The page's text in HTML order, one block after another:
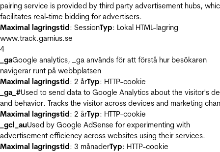
pairing service is provided by third party advertisement hubs,
facilitates real-time bidding for advertisers.
Maximal lagringstid: SessionTyp: Lokal HTML-lagring
www.track.garnius.se
4
_gaGoogle analytics, _ga används för att förstå hur besökaren
navigerar runt på webbplatsen
Maximal lagringstid: 2 årTyp: HTTP-cookie
_ga_#Used to send data to Google Analytics about the visitor's
and behavior. Tracks the visitor across devices and marketing
Maximal lagringstid: 2 årTyp: HTTP-cookie
_gcl_auUsed by Google AdSense for experimenting with
advertisement efficiency across websites using their services.
Maximal lagringstid: 3 månaderTyp: HTTP-cookie